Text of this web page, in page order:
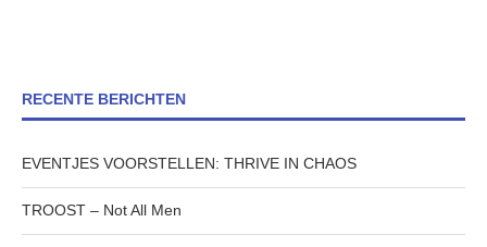
RECENTE BERICHTEN
EVENTJES VOORSTELLEN: THRIVE IN CHAOS
TROOST – Not All Men